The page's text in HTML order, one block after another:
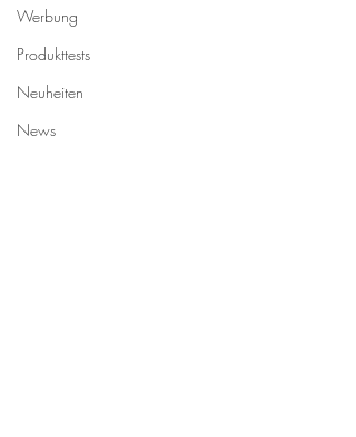
Werbung
Produkttests
Neuheiten
News